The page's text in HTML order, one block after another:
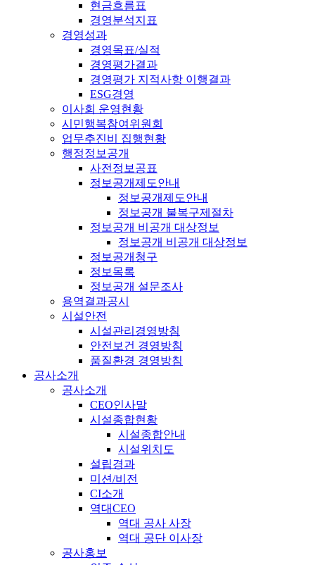
현금흐름표
경영분석지표
경영성과
경영목표/실적
경영평가결과
경영평가 지적사항 이행결과
ESG경영
이사회 운영현황
시민행복참여위원회
업무추진비 집행현황
행정정보공개
사전정보공표
정보공개제도안내
정보공개제도안내
정보공개 불복구제절차
정보공개 비공개 대상정보
정보공개 비공개 대상정보
정보공개청구
정보목록
정보공개 설문조사
용역결과공시
시설안전
시설관리경영방침
안전보건 경영방침
품질환경 경영방침
공사소개
공사소개
CEO인사말
시설종합현황
시설종합안내
시설위치도
설립경과
미션/비전
CI소개
역대CEO
역대 공사 사장
역대 공단 이사장
공사홍보